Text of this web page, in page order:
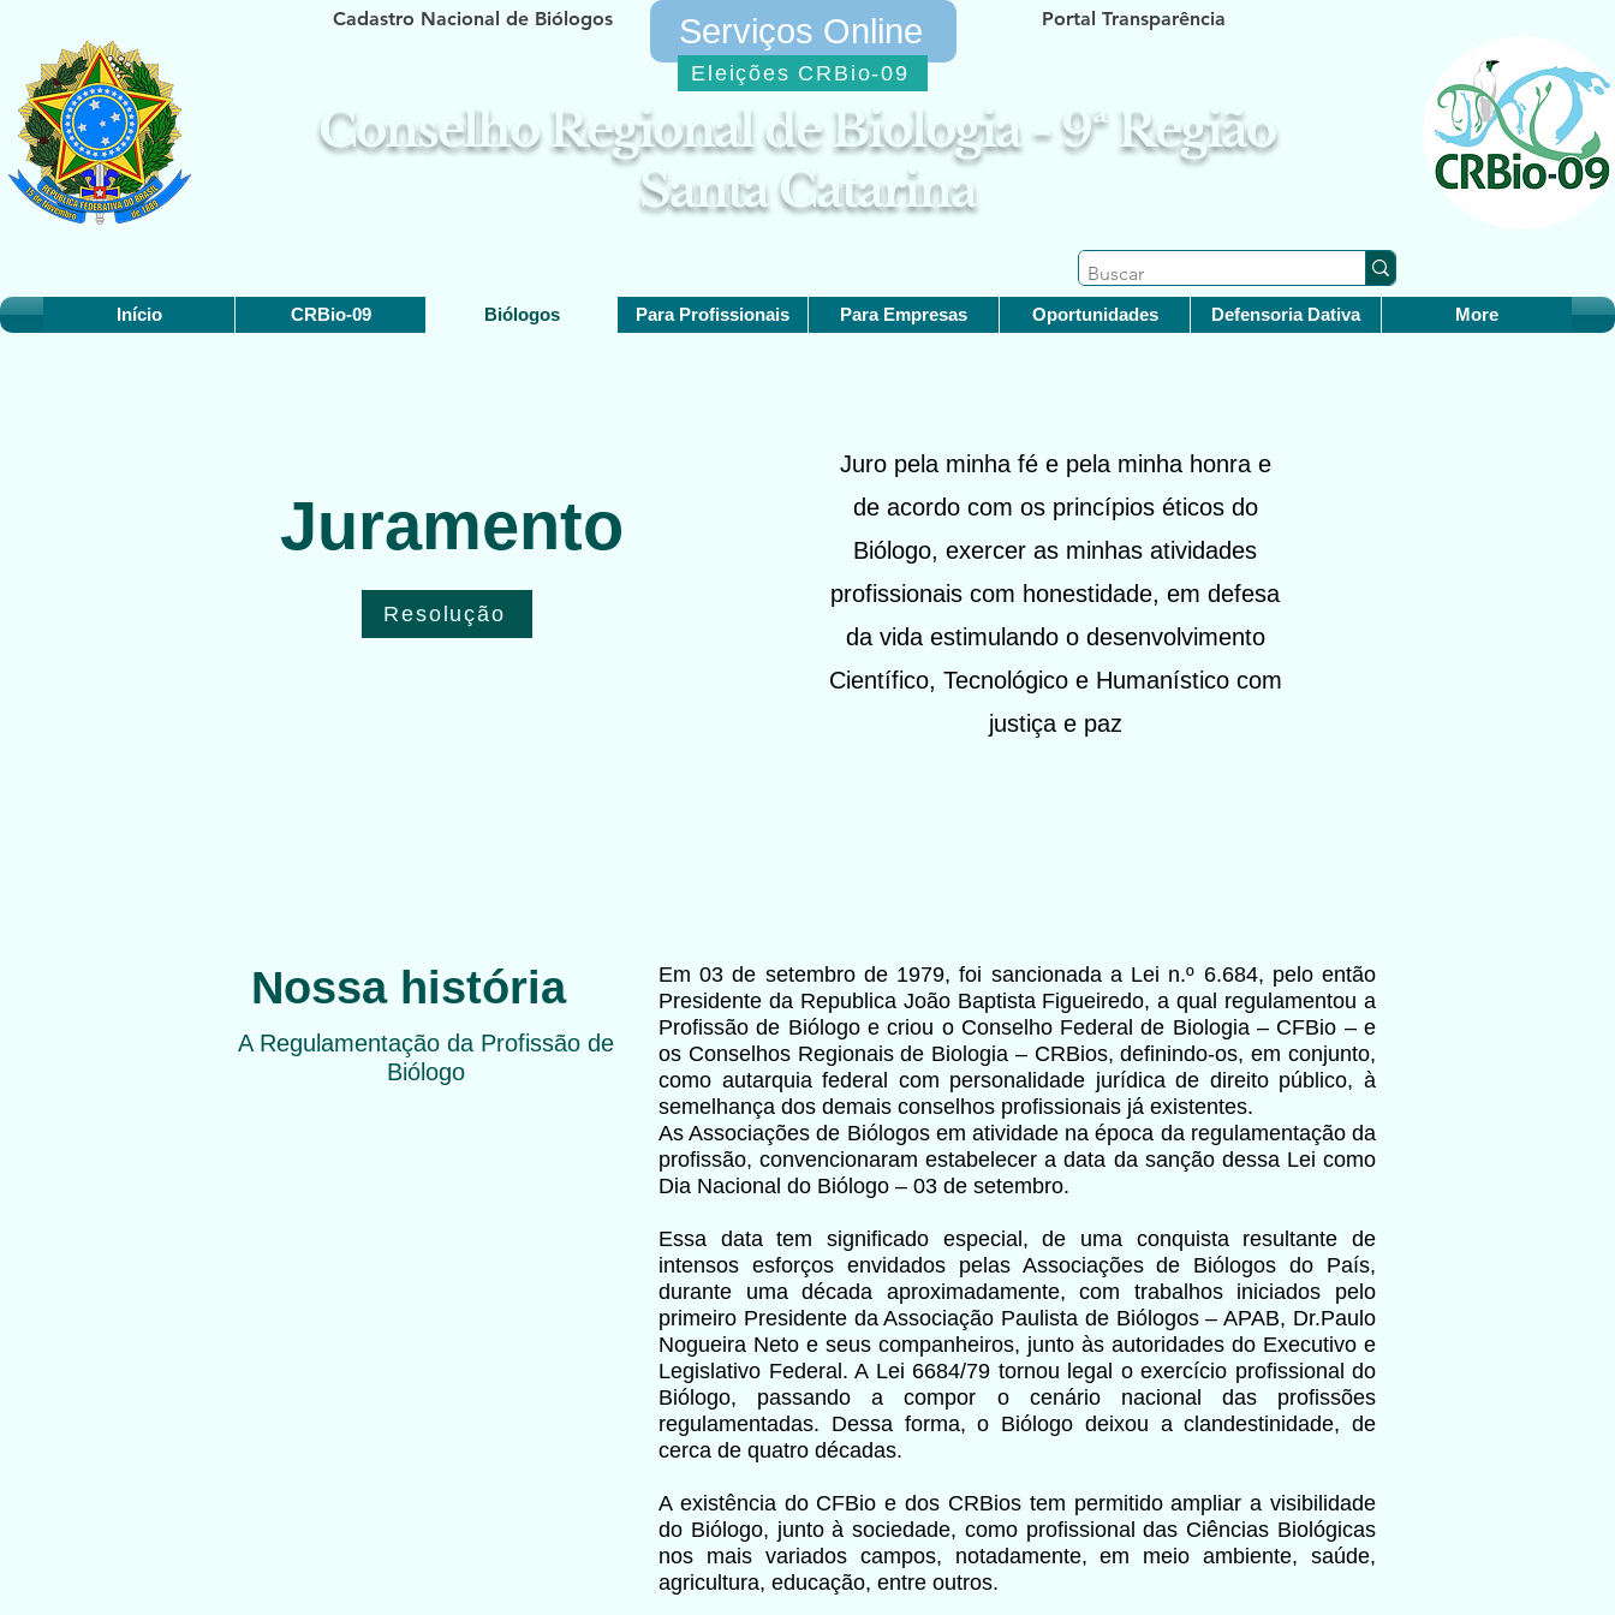
Cadastro Nacional de Biólogos Serviços Online Portal Transparência
Conselho Regional de Biologia - 9ª Região
Santa Catarina
Eleições CRBio-09
Início CRBio-09 Biólogos Para Profissionais Para Empresas Oportunidades Defensoria Dativa More
Juramento
Resolução
Juro pela minha fé e pela minha honra e
de acordo com os princípios éticos do
Biólogo, exercer as minhas atividades
profissionais com honestidade, em defesa
da vida estimulando o desenvolvimento
Científico, Tecnológico e Humanístico com
justiça e paz
Nossa história
A Regulamentação da Profissão de
Biólogo
Em 03 de setembro de 1979, foi sancionada a Lei n.º 6.684, pelo então
Presidente da Republica João Baptista Figueiredo, a qual regulamentou a
Profissão de Biólogo e criou o Conselho Federal de Biologia – CFBio – e
os Conselhos Regionais de Biologia – CRBios, definindo-os, em conjunto,
como autarquia federal com personalidade jurídica de direito público, à
semelhança dos demais conselhos profissionais já existentes.
As Associações de Biólogos em atividade na época da regulamentação da
profissão, convencionaram estabelecer a data da sanção dessa Lei como
Dia Nacional do Biólogo – 03 de setembro.
Essa data tem significado especial, de uma conquista resultante de
intensos esforços envidados pelas Associações de Biólogos do País,
durante uma década aproximadamente, com trabalhos iniciados pelo
primeiro Presidente da Associação Paulista de Biólogos – APAB, Dr.Paulo
Nogueira Neto e seus companheiros, junto às autoridades do Executivo e
Legislativo Federal. A Lei 6684/79 tornou legal o exercício profissional do
Biólogo, passando a compor o cenário nacional das profissões
regulamentadas. Dessa forma, o Biólogo deixou a clandestinidade, de
cerca de quatro décadas.
A existência do CFBio e dos CRBios tem permitido ampliar a visibilidade
do Biólogo, junto à sociedade, como profissional das Ciências Biológicas
nos mais variados campos, notadamente, em meio ambiente, saúde,
agricultura, educação, entre outros.